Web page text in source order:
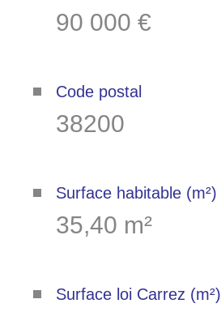
le quartier
énergétique
90 000 €
Code postal
38200
Surface habitable (m²)
35,40 m²
Surface loi Carrez (m²)